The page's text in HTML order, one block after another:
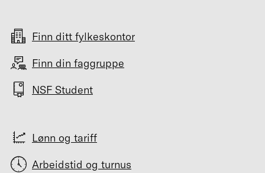
Finn ditt fylkeskontor
Finn din faggruppe
NSF Student
Lønn og tariff
Arbeidstid og turnus